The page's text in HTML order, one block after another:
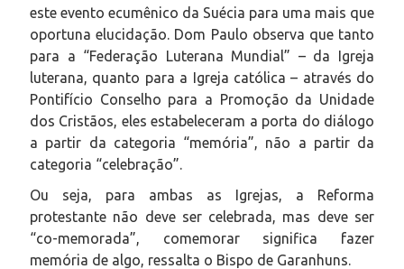
este evento ecumênico da Suécia para uma mais que
oportuna elucidação. Dom Paulo observa que tanto
para a “Federação Luterana Mundial” – da Igreja
luterana, quanto para a Igreja católica – através do
Pontifício Conselho para a Promoção da Unidade
dos Cristãos, eles estabeleceram a porta do diálogo
a partir da categoria “memória”, não a partir da
categoria “celebração”.
Ou seja, para ambas as Igrejas, a Reforma
protestante não deve ser celebrada, mas deve ser
“co-memorada”, comemorar significa fazer
memória de algo, ressalta o Bispo de Garanhuns.